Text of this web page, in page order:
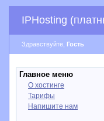
IPHosting
Здравствуйте, Гость
Главное меню
О хостинге
Тарифы
Напишите нам